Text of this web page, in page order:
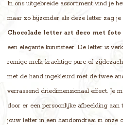
In ons uitgebreide assortiment vind je
maar zo bijzonder als deze letter zag
Chocolade letter art deco met foto
een elegante kunstsfeer. De letter is
romige melk, krachtige pure of
met de hand ingekleurd met de twee
verrassend driedimensionaal effect. Je
door er een persoonlijke afbeelding aan
jouw letter in een handomdraai in onze